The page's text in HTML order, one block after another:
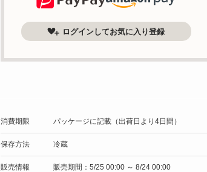
ログインしてお気に入り登録
消費期限 パッケージに記載（出荷日より4日間）
保存方法 冷蔵
販売情報 販売期間：5/25 00:00 ～ 8/24 00:00